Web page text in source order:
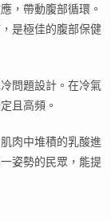
，帶動腹部循環。
是極佳的腹部保健
問題設計。在冷氣
且高頻。
肉中堆積的乳酸進
姿勢的民眾，能提